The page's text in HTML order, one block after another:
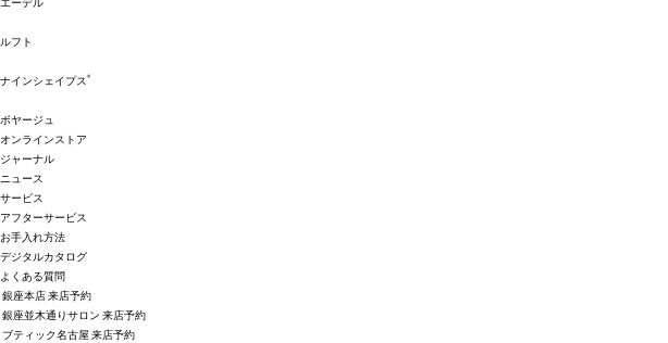
ルフト
ナインシェイプス®
ボヤージュ
オンラインストア
ジャーナル
ニュース
サービス
アフターサービス
お手入れ方法
デジタルカタログ
よくある質問
銀座本店 来店予約
銀座並木通りサロン 来店予約
ブティック名古屋 来店予約